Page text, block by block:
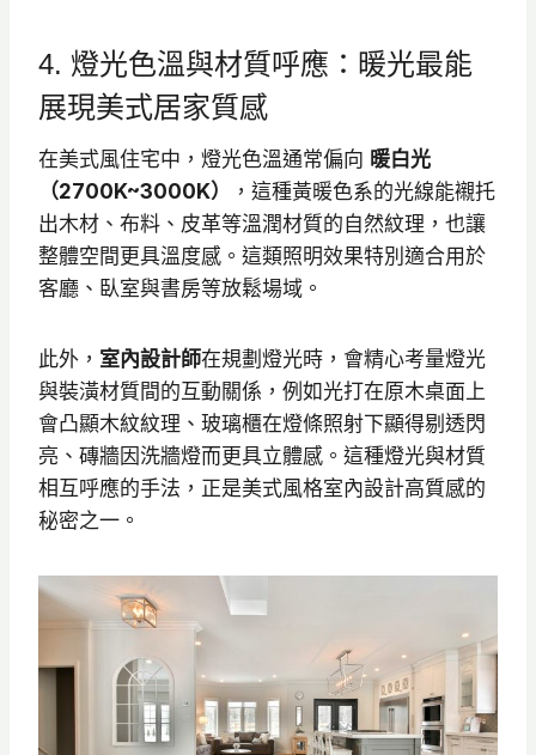
4. 燈光色溫與材質呼應：暖光最能
展現美式居家質感
在美式風住宅中，燈光色溫通常偏向 暖白光
（2700K~3000K）
，這種黃暖色系的光線能襯托
出木材、布料、皮革等溫潤材質的自然紋理，也讓
整體空間更具溫度感。這類照明效果特別適合用於
客廳、臥室與書房等放鬆場域。
此外， 室內設計師在規劃燈光時，會精心考量燈光
與裝潢材質間的互動關係，例如光打在原木桌面上
會凸顯木紋紋理、玻璃櫃在燈條照射下顯得剔透閃
亮、磚牆因洗牆燈而更具立體感。這種燈光與材質
相互呼應的手法，正是美式風格室內設計高質感的
秘密之一。